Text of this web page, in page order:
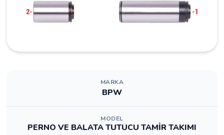
MARKA
BPW
MODEL
PERNO VE BALATA TUTUCU TAMİR TAKIMI